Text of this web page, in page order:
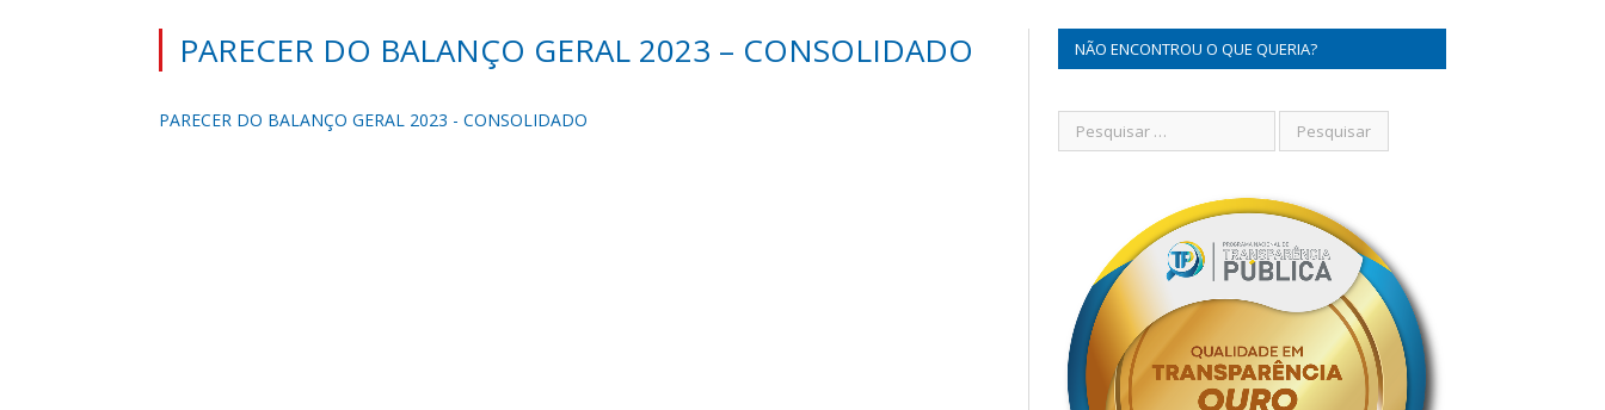
PARECER DO BALANÇO GERAL 2023 – CONSOLIDADO
PARECER DO BALANÇO GERAL 2023 - CONSOLIDADO
NÃO ENCONTROU O QUE QUERIA?